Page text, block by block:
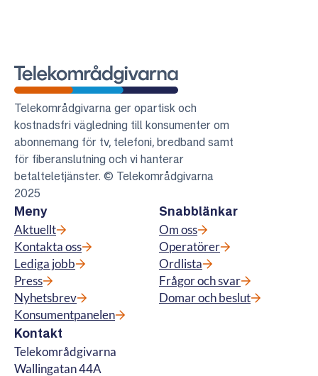
Telekområdgivarna
Telekområdgivarna ger opartisk och
kostnadsfri vägledning till konsumenter om
abonnemang för tv, telefoni, bredband samt
för fiberanslutning och vi hanterar
betalteletjänster. © Telekområdgivarna
2025
Meny
Aktuellt
Kontakta oss
Lediga jobb
Press
Nyhetsbrev
Konsumentpanelen
Snabblänkar
Om oss
Operatörer
Ordlista
Frågor och svar
Domar och beslut
Kontakt
Telekområdgivarna
Wallingatan 44A